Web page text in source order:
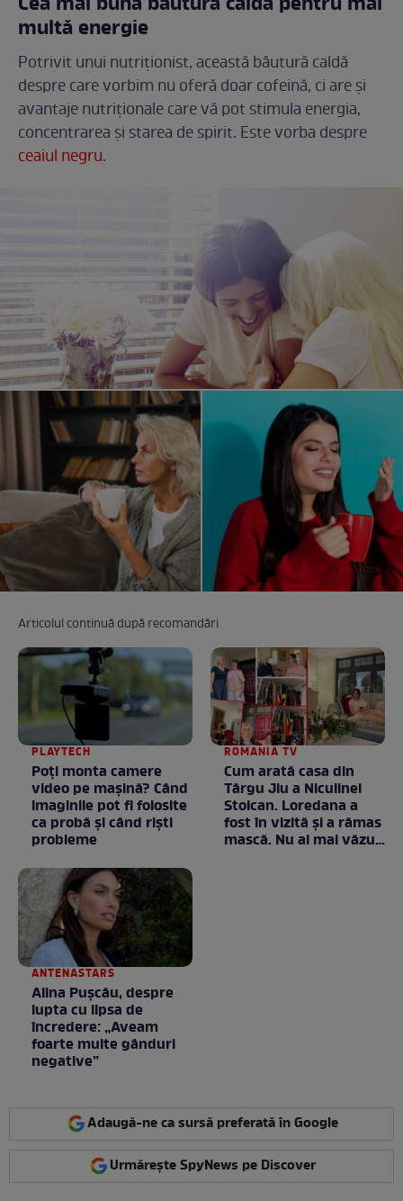
multă energie
Potrivit unui nutriționist, această băutură caldă
despre care vorbim nu oferă doar cofeină, ci are și
avantaje nutriționale care vă pot stimula energia,
concentrarea și starea de spirit. Este vorba despre
ceaiul negru.
Articolul continuă după recomandări
PLAYTECH
Poți monta camere
video pe mașină? Când
imaginile pot fi folosite
ca probă și când riști
probleme
ROMANIA TV
Cum arată casa din
Târgu Jiu a Niculinei
Stoican. Loredana a
fost în vizită și a rămas
mască. Nu ai mai văzut
ANTENASTARS
Alina Pușcău, despre
lupta cu lipsa de
încredere: „Aveam
foarte multe gânduri
negative”
Adaugă-ne ca sursă preferată în Google
Urmărește SpyNews pe Discover